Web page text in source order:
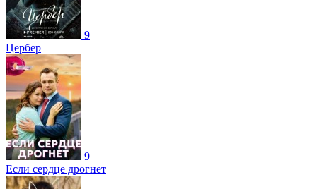
9
Цербер
9
Если сердце дрогнет